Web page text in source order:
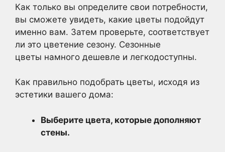
Как только вы определите свои потребности,
вы сможете увидеть, какие цветы подойдут
именно вам. Затем проверьте, соответствует
ли это цветение сезону. Сезонные
цветы намного дешевле и легкодоступны.
Как правильно подобрать цветы, исходя из
эстетики вашего дома:
Выберите цвета, которые дополняют
стены.